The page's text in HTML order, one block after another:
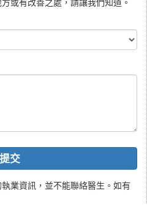
提交
業資訊，並不能聯絡醫生。如有